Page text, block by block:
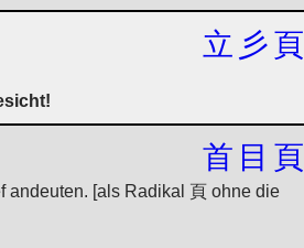
立 彡頁
首 目 頁
andeuten. [als Radikal 頁 ohne die